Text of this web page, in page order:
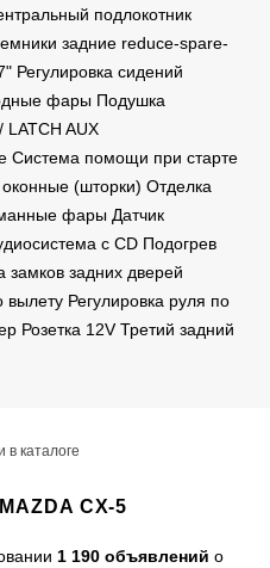
подлокотник
задние reduce-spare-
Регулировка сидений
фары Подушка
LATCH AUX
Система помощи при старте
(шторки) Отделка
фары Датчик
с CD Подогрев
замков задних дверей
Регулировка руля по
Розетка 12V Третий задний
каталоге
CX-5
1 190 объявлений о